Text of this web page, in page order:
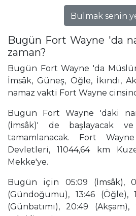
Bulmak senin
Bugün Fort Wayne 'da
zaman?
Bugün Fort Wayne 'da
İmsâk, Güneş, Öğle, İkindi,
namaz vakti Fort Wayne
Bugün Fort Wayne 'daki
(İmsâk)' de başlayacak
tamamlanacak. Fort
Devletleri, 11044,64 km
Mekke'ye.
Bugün için 05:09 (İmsâk),
(Gündoğumu), 13:46 (Öğle),
(Günbatımı), 20:49 (Akşam),